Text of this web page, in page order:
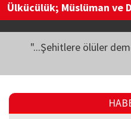
Ülkücülük; Müslüman ve
"...Şehitlere ölüler